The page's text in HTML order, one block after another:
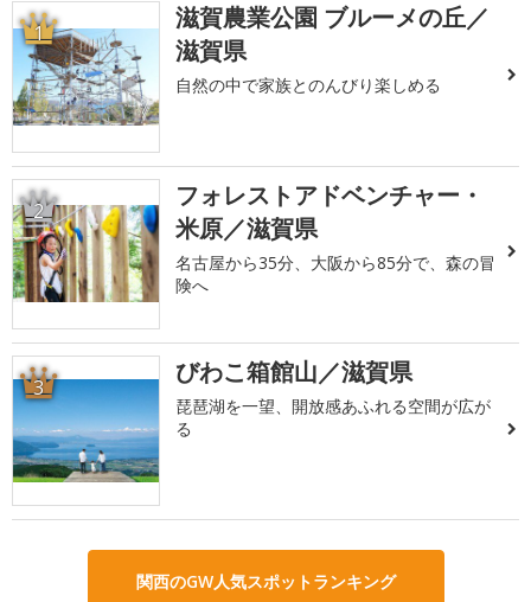
1
滋賀農業公園 ブルーメの丘／
滋賀県
自然の中で家族とのんびり楽しめる
2
フォレストアドベンチャー・
米原／滋賀県
名古屋から35分、大阪から85分で、森の冒
険へ
3 びわこ箱館山／滋賀県
琵琶湖を一望、開放感あふれる空間が広が
る
関西のGW人気スポットランキング